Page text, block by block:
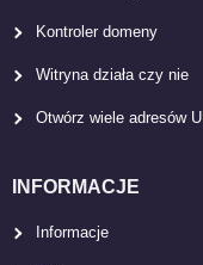
Kontroler domeny
Witryna działa czy nie
Otwórz wiele adresów
INFORMACJE
Informacje